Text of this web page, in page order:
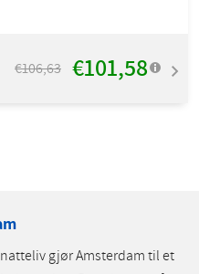
€106,63 €101,58
gjør Amsterdam til et